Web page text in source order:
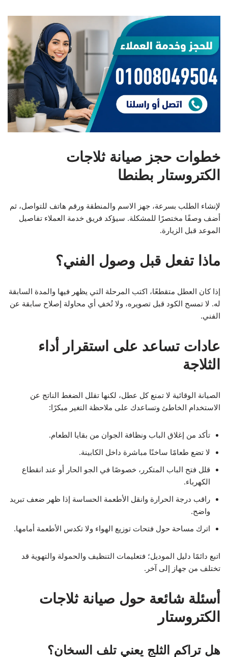
خطوات حجز صيانة ثلاجات
الكتروستار بطنطا
لإنشاء الطلب بسرعة، جهز الاسم والمنطقة ورقم هاتف للتواصل، ثم
أضف وصفًا مختصرًا للمشكلة. سيؤكد فريق خدمة العملاء تفاصيل
الموعد قبل الزيارة.
ماذا تفعل قبل وصول الفني؟
إذا كان العطل متقطعًا، اكتب المرحلة التي يظهر فيها والمدة السابقة
له. لا تمسح الكود قبل تصويره، ولا تُخفِ أي محاولة إصلاح سابقة عن
الفني.
عادات تساعد على استقرار أداء
الثلاجة
الصيانة الوقائية لا تمنع كل عطل، لكنها تقلل الضغط الناتج عن
الاستخدام الخاطئ وتساعدك على ملاحظة التغير مبكرًا:
تأكد من إغلاق الباب ونظافة الجوان من بقايا الطعام.
لا تضع طعامًا ساخنًا مباشرة داخل الكابينة.
قلل فتح الباب المتكرر، خصوصًا في الجو الحار أو عند انقطاع
الكهرباء.
راقب درجة الحرارة وانقل الأطعمة الحساسة إذا ظهر ضعف تبريد
واضح.
اترك مساحة حول فتحات توزيع الهواء ولا تكدس الأطعمة أمامها.
اتبع دائمًا دليل الموديل؛ فتعليمات التنظيف والحمولة والتهوية قد
تختلف من جهاز إلى آخر.
أسئلة شائعة حول صيانة ثلاجات
الكتروستار
هل تراكم الثلج يعني تلف السخان؟